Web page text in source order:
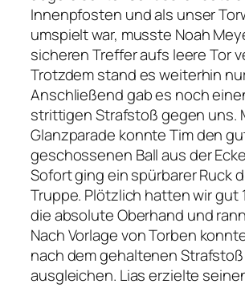
Innenpfosten und als unser
umspielt war, musste Noah
sicheren Treffer aufs leere Tor
Trotzdem stand es weiterhin
Anschließend gab es noch
strittigen Strafstoß gegen uns.
Glanzparade konnte Tim den
geschossenen Ball aus der
Sofort ging ein spürbarer Ruck
Truppe. Plötzlich hatten wir gut
die absolute Oberhand und
Nach Vorlage von Torben
nach dem gehaltenen Strafstoß
ausgleichen. Lias erzielte